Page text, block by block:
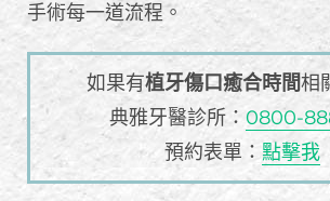
手術每一道流程。
如果有植牙傷口癒合時間相
典雅牙醫診所： 0800-
預約表單： 點擊我